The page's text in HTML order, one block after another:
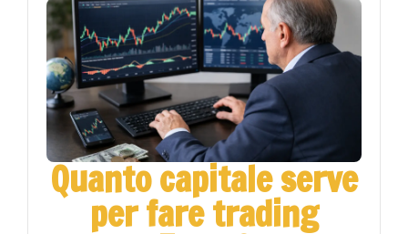
Quanto capitale serve
per fare trading